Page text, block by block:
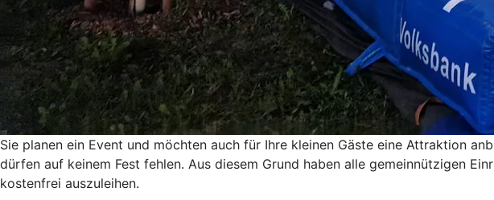
Sie planen ein Event und möchten auch für Ihre kleinen Gäste eine Attraktion
dürfen auf keinem Fest fehlen. Aus diesem Grund haben alle gemeinnützigen
kostenfrei auszuleihen.